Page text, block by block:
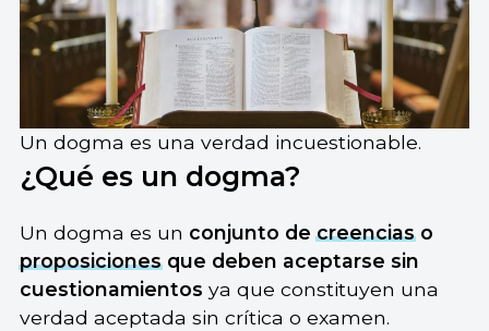
Un dogma es una verdad incuestionable.
¿Qué es un dogma?
Un dogma es un conjunto decreenciaso
proposicionesque deben aceptarse sin
cuestionamientos ya que constituyen una
verdad aceptada sin crítica o examen.